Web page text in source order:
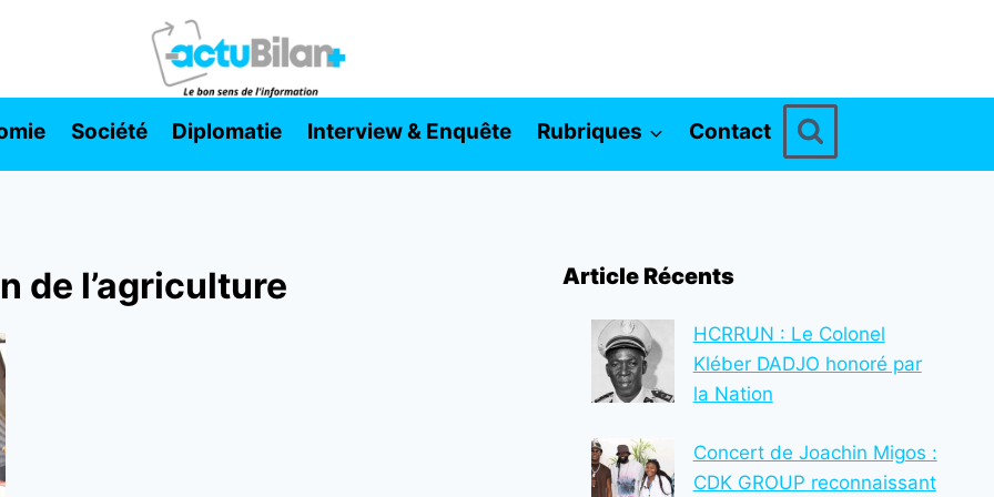
Société Diplomatie Interview & Enquête Rubriques Contact
de l’agriculture Article Récents
HCRRUN : Le Colonel
Kléber DADJO honoré par
la Nation
Concert de Joachin Migos :
CDK GROUP reconnaissant